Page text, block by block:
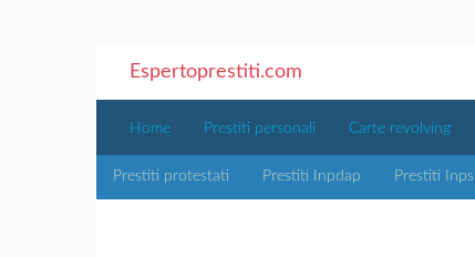
Espertoprestiti.com
Home Prestiti personali Carte revolving
Prestiti protestati Prestiti Inpdap Prestiti Inps